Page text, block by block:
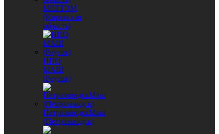
МЕТТЭМ
(Кировская
область)
НПО
МАШ
(Реутов)
ПетрозаводскМаш
(Петрозаводск)